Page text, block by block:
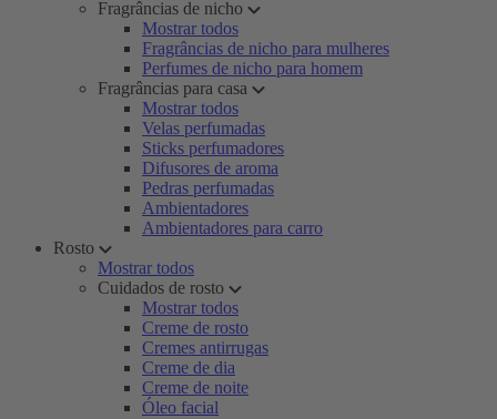
Fragrâncias de nicho
Mostrar todos
Fragrâncias de nicho para mulheres
Perfumes de nicho para homem
Fragrâncias para casa
Mostrar todos
Velas perfumadas
Sticks perfumadores
Difusores de aroma
Pedras perfumadas
Ambientadores
Ambientadores para carro
Rosto
Mostrar todos
Cuidados de rosto
Mostrar todos
Creme de rosto
Cremes antirrugas
Creme de dia
Creme de noite
Óleo facial